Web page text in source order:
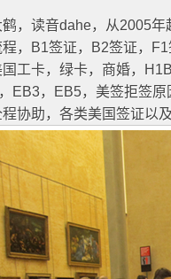
，读音dahe，从2005
，B1签证，B2签证，
工卡，绿卡，商婚，
EB3，EB5，美签拒签
协助，各类美国签证以